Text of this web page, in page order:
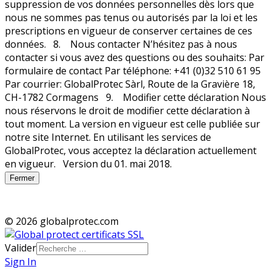
Fermer
© 2026 globalprotec.com
Valider
Sign In